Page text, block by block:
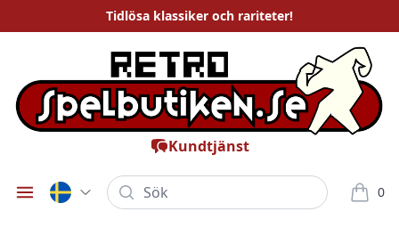
Tidlösa klassiker och rariteter!
Kundtjänst
Öppna meny
Sök 0
varor i